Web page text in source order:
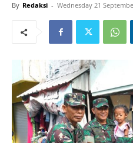
By Redaksi - Wednesday 21